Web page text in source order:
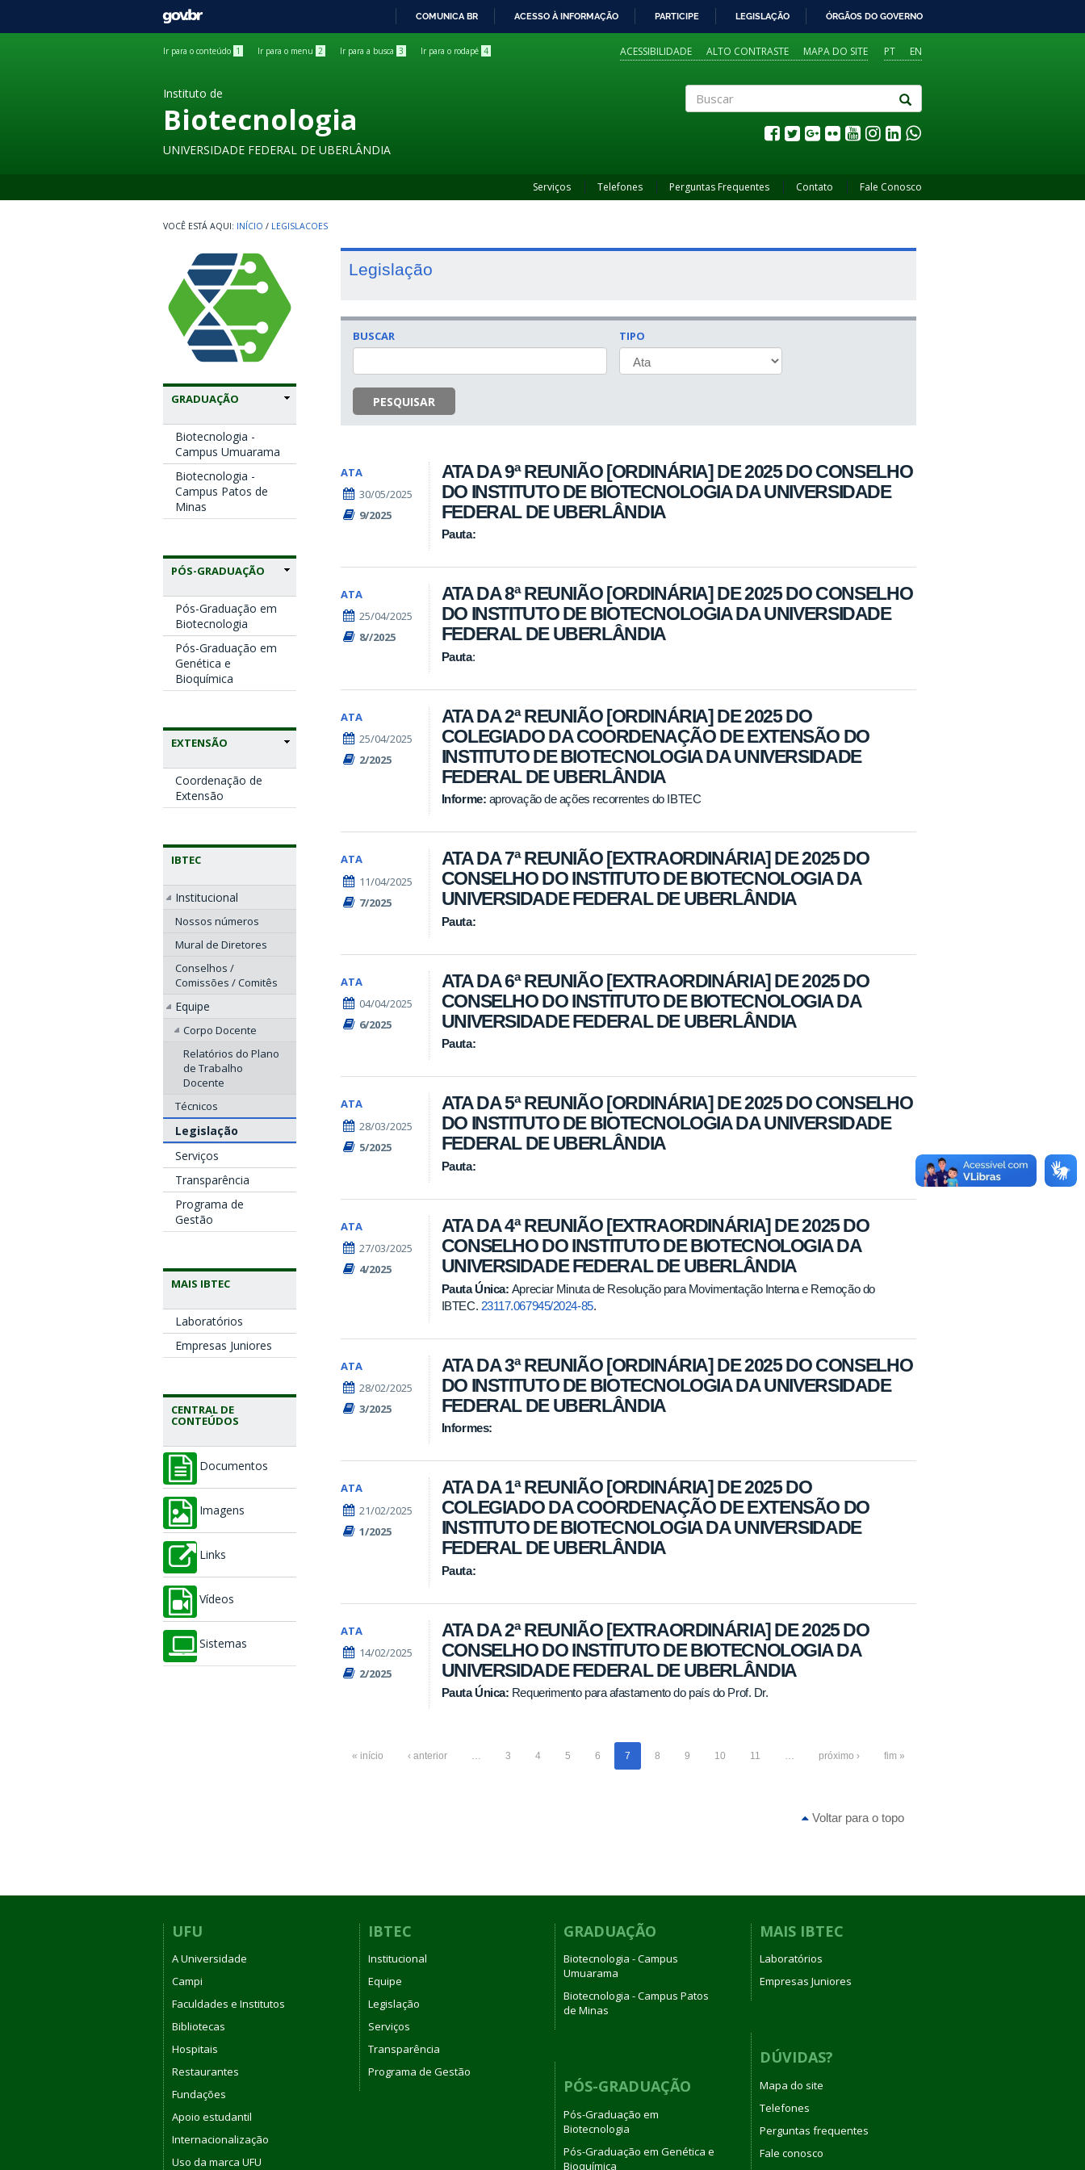
GOVBR
COMUNICA BR ACESSO À INFORMAÇÃO PARTICIPE LEGISLAÇÃO ÓRGÃOS DO GOVERNO
Ir para o conteúdo 1 Ir para o menu 2 Ir para a busca 3 Ir para o rodapé 4 PT EN
ACESSIBILIDADE ALTO CONTRASTE MAPA DO SITE
Instituto de
Biotecnologia
UNIVERSIDADE FEDERAL DE UBERLÂNDIA
Serviços Telefones Perguntas Frequentes Contato Fale Conosco
INÍCIO / LEGISLACOES
GRADUAÇÃO
Biotecnologia -
Campus Umuarama
Biotecnologia -
Campus Patos de
Minas
PÓS-GRADUAÇÃO
Pós-Graduação em
Biotecnologia
Pós-Graduação em
Genética e
Bioquímica
EXTENSÃO
Coordenação de
Extensão
IBTEC
Institucional
Nossos números
Mural de Diretores
Conselhos /
Comissões / Comitês
Equipe
Corpo Docente
Relatórios do Plano
de Trabalho
Docente
Técnicos
Legislação
Serviços
Transparência
Programa de
Gestão
MAIS IBTEC
Laboratórios
Empresas Juniores
CENTRAL DE
CONTEÚDOS
Documentos
Imagens
Links
Vídeos
Sistemas
Legislação
BUSCAR TIPO
PESQUISAR
ATA
30/05/2025
9/2025
ATA DA 9ª REUNIÃO [ORDINÁRIA] DE 2025 DO CONSELHO
DO INSTITUTO DE BIOTECNOLOGIA DA UNIVERSIDADE
FEDERAL DE UBERLÂNDIA
Pauta:
ATA
25/04/2025
8//2025
ATA DA 8ª REUNIÃO [ORDINÁRIA] DE 2025 DO CONSELHO
DO INSTITUTO DE BIOTECNOLOGIA DA UNIVERSIDADE
FEDERAL DE UBERLÂNDIA
Pauta:
ATA
25/04/2025
2/2025
ATA DA 2ª REUNIÃO [ORDINÁRIA] DE 2025 DO
COLEGIADO DA COORDENAÇÃO DE EXTENSÃO DO
INSTITUTO DE BIOTECNOLOGIA DA UNIVERSIDADE
FEDERAL DE UBERLÂNDIA
Informe: aprovação de ações recorrentes do IBTEC
ATA
11/04/2025
7/2025
ATA DA 7ª REUNIÃO [EXTRAORDINÁRIA] DE 2025 DO
CONSELHO DO INSTITUTO DE BIOTECNOLOGIA DA
UNIVERSIDADE FEDERAL DE UBERLÂNDIA
Pauta:
ATA
04/04/2025
6/2025
ATA DA 6ª REUNIÃO [EXTRAORDINÁRIA] DE 2025 DO
CONSELHO DO INSTITUTO DE BIOTECNOLOGIA DA
UNIVERSIDADE FEDERAL DE UBERLÂNDIA
Pauta:
ATA
28/03/2025
5/2025
ATA DA 5ª REUNIÃO [ORDINÁRIA] DE 2025 DO CONSELHO
DO INSTITUTO DE BIOTECNOLOGIA DA UNIVERSIDADE
FEDERAL DE UBERLÂNDIA
Pauta:
ATA
27/03/2025
4/2025
ATA DA 4ª REUNIÃO [EXTRAORDINÁRIA] DE 2025 DO
CONSELHO DO INSTITUTO DE BIOTECNOLOGIA DA
UNIVERSIDADE FEDERAL DE UBERLÂNDIA
Pauta Única: Apreciar Minuta de Resolução para Movimentação Interna e Remoção do
IBTEC. 23117.067945/2024-85.
ATA
28/02/2025
3/2025
ATA DA 3ª REUNIÃO [ORDINÁRIA] DE 2025 DO CONSELHO
DO INSTITUTO DE BIOTECNOLOGIA DA UNIVERSIDADE
FEDERAL DE UBERLÂNDIA
Informes:
ATA
21/02/2025
1/2025
ATA DA 1ª REUNIÃO [ORDINÁRIA] DE 2025 DO
COLEGIADO DA COORDENAÇÃO DE EXTENSÃO DO
INSTITUTO DE BIOTECNOLOGIA DA UNIVERSIDADE
FEDERAL DE UBERLÂNDIA
Pauta:
ATA
14/02/2025
2/2025
ATA DA 2ª REUNIÃO [EXTRAORDINÁRIA] DE 2025 DO
CONSELHO DO INSTITUTO DE BIOTECNOLOGIA DA
UNIVERSIDADE FEDERAL DE UBERLÂNDIA
Pauta Única: Requerimento para afastamento do país do Prof. Dr.
« início ‹ anterior … 3 4 5 6 7 8 9 10 11 … próximo › fim »
Voltar para o topo
UFU
A Universidade
Campi
Faculdades e Institutos
Bibliotecas
Hospitais
Restaurantes
Fundações
Apoio estudantil
Internacionalização
Uso da marca UFU
IBTEC
Institucional
Equipe
Legislação
Serviços
Transparência
Programa de Gestão
GRADUAÇÃO
Biotecnologia - Campus
Umuarama
Biotecnologia - Campus Patos
de Minas
PÓS-GRADUAÇÃO
Pós-Graduação em
Biotecnologia
Pós-Graduação em Genética e
Bioquímica
MAIS IBTEC
Laboratórios
Empresas Juniores
DÚVIDAS?
Mapa do site
Telefones
Perguntas frequentes
Fale conosco